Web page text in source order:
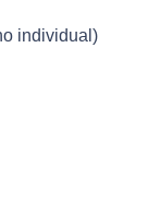
individual)